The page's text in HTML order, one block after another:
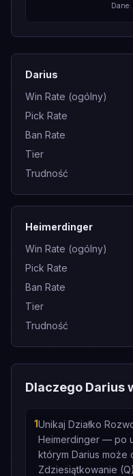
Dane:
Darius
Win Rate (ogólny)
Pick Rate
Ban Rate
Tier
Trudność
Heimerdinger
Win Rate (ogólny)
Pick Rate
Ban Rate
Tier
Trudność
Dlaczego Darius
1Unikaj Działko
Heimerdinger — po
którym Darius
Zdziesiątkowanie